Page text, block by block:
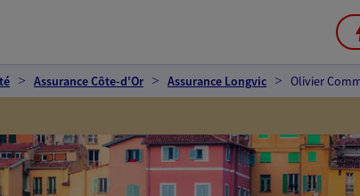
Assurance Côte-d'Or Assurance Longvic Olivier